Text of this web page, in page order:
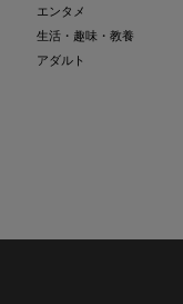
エンタメ
生活・趣味・教養
アダルト